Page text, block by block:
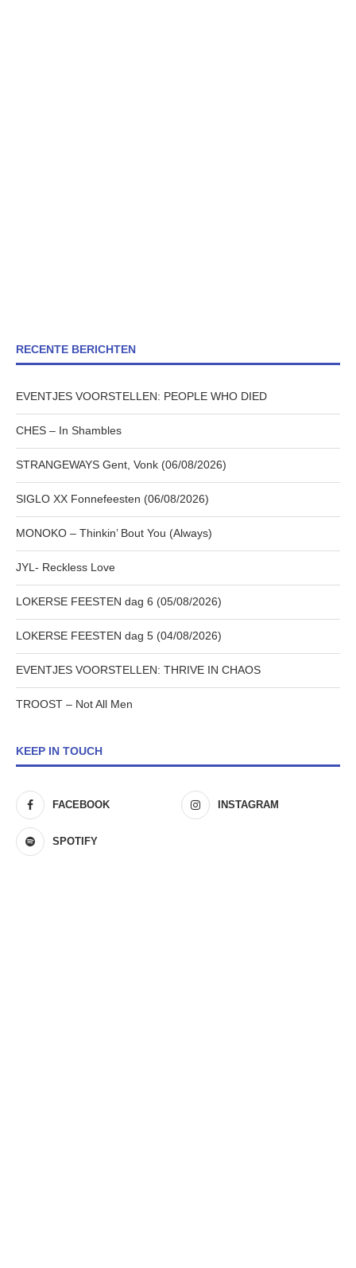
RECENTE BERICHTEN
EVENTJES VOORSTELLEN: PEOPLE WHO DIED
CHES – In Shambles
STRANGEWAYS Gent, Vonk (06/08/2026)
SIGLO XX Fonnefeesten (06/08/2026)
MONOKO – Thinkin’ Bout You (Always)
JYL- Reckless Love
LOKERSE FEESTEN dag 6 (05/08/2026)
LOKERSE FEESTEN dag 5 (04/08/2026)
EVENTJES VOORSTELLEN: THRIVE IN CHAOS
TROOST – Not All Men
KEEP IN TOUCH
FACEBOOK INSTAGRAM
SPOTIFY